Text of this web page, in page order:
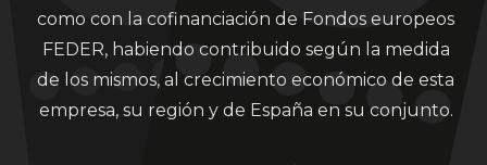
como con la cofinanciación de Fondos europeos
FEDER, habiendo contribuido según la medida
de los mismos, al crecimiento económico de esta
empresa, su región y de España en su conjunto.